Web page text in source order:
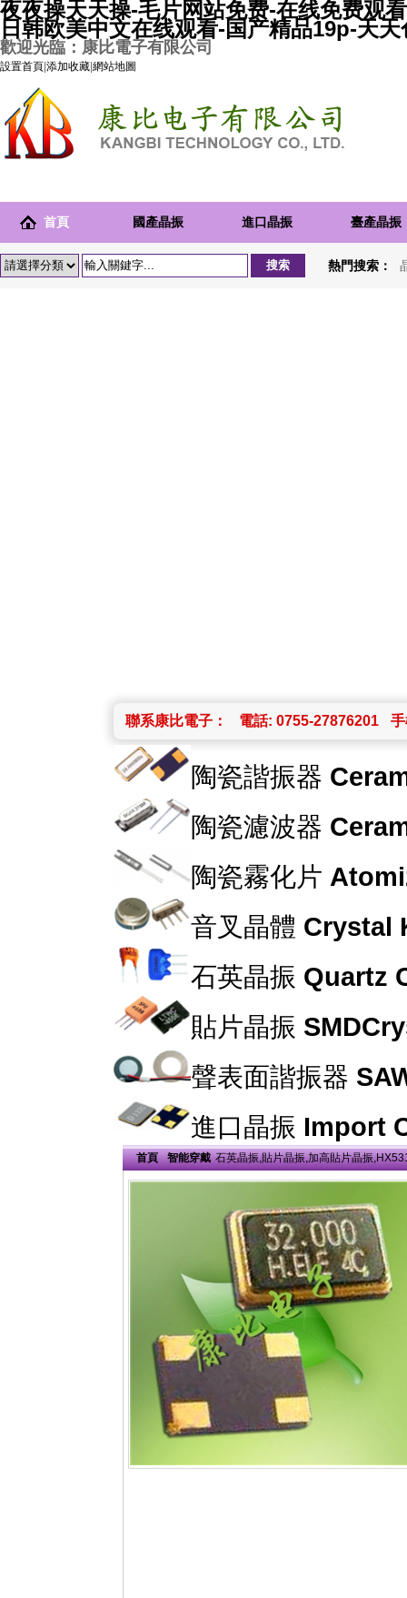
夜夜操天天操-毛片网站免费-在线免费观
日韩欧美中文在线观看-国产精品19p-天
歡迎光臨：康比電子有限公司
設置首頁 添加收藏 網站地圖
首頁 國產晶振 進口晶振 臺產晶振
熱門搜索：
聯系康比電子： 電話: 0755-27876201
陶瓷諧振器
陶瓷濾波器
陶瓷霧化片
音叉晶體 Crystal
石英晶振 Quartz
貼片晶振
聲表面諧振器
進口晶振 Import
首頁 智能穿戴 石英晶振,貼片晶振,加高貼片晶振